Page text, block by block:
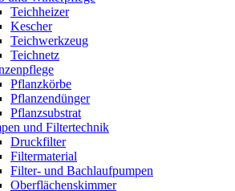
Teichheizer
Kescher
Teichwerkzeug
Teichnetz
Pflanzkörbe
Pflanzendünger
Pflanzsubstrat
und Filtertechnik
Druckfilter
Filtermaterial
Filter- und Bachlaufpumpen
Oberflächenskimmer